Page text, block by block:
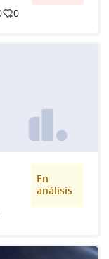
0
En
análisis